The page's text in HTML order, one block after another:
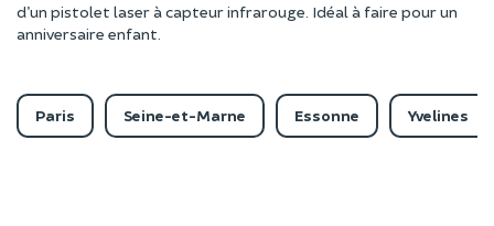
d’un pistolet laser à capteur infrarouge. Idéal à faire pour un
anniversaire enfant.
Paris Seine-et-Marne Essonne Yvelines